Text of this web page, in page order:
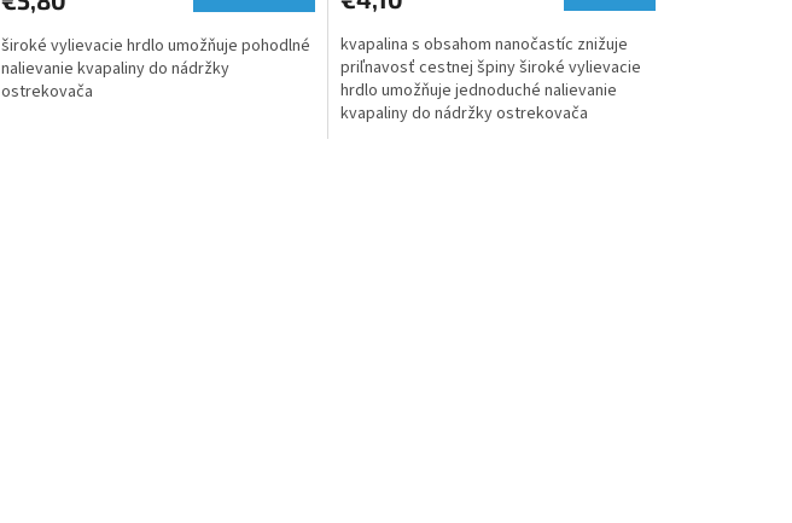
široké vylievacie hrdlo umožňuje pohodlné
nalievanie kvapaliny do nádržky
ostrekovača
kvapalina s obsahom nanočastíc znižuje
priľnavosť cestnej špiny široké vylievacie
hrdlo umožňuje jednoduché nalievanie
kvapaliny do nádržky ostrekovača